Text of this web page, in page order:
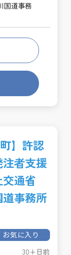
国道事務
】許認
者支援
通省
事務所
お気に入り
30+日前